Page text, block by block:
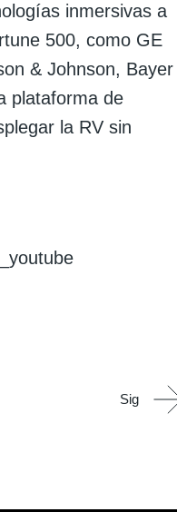
inmersivas a
500, como GE
& Johnson, Bayer
plataforma de
la RV sin
Sig